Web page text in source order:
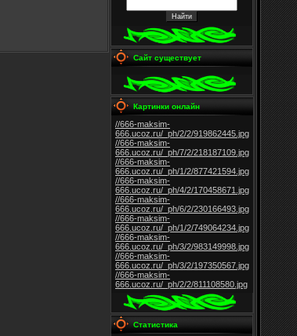
Сайт существует
Картинки онлайн
//666-maksim-
666.ucoz.ru/_ph/2/2/919862445.jpg
//666-maksim-
666.ucoz.ru/_ph/7/2/218187109.jpg
//666-maksim-
666.ucoz.ru/_ph/1/2/877421594.jpg
//666-maksim-
666.ucoz.ru/_ph/4/2/170458671.jpg
//666-maksim-
666.ucoz.ru/_ph/6/2/230166493.jpg
//666-maksim-
666.ucoz.ru/_ph/1/2/749064234.jpg
//666-maksim-
666.ucoz.ru/_ph/3/2/983149998.jpg
//666-maksim-
666.ucoz.ru/_ph/3/2/197350567.jpg
//666-maksim-
666.ucoz.ru/_ph/2/2/811108580.jpg
Статистика